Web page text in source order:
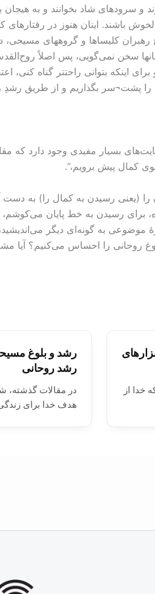
شاد بخوانند و به هیجان
باشند. اینان هنوز در رفتارهای
کلیساها و گروههای مسیحی،
سخن نمی‌گویی، پس اصلاً
اينکه بتوانی راحتتر گناه کنی،
را پشت¬سر بگذاریم و از طریق
بسیار مفیدی وجود دارد که
کمال پیش برویم،”.
(یعنی رسیدن به کمال را) به‌ دست
رسیدن به خط پایان می‌کوشم،
به‌ گونه‌ای دیگر می‌اندیشید،
آیا نیاز به رشد و بلوغ روحانی را احساس
خدا از
رشد و بلوغ
رشد روحانی
در مقالات گذشته،
هدف خدا برای